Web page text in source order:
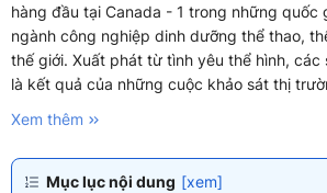
hàng đầu tại Canada - 1 trong những quốc
ngành công nghiệp dinh dưỡng thể thao,
thế giới. Xuất phát từ tình yêu thể hình, các
là kết quả của những cuộc khảo sát thị
Xem thêm
Mục lục nội dung [xem]